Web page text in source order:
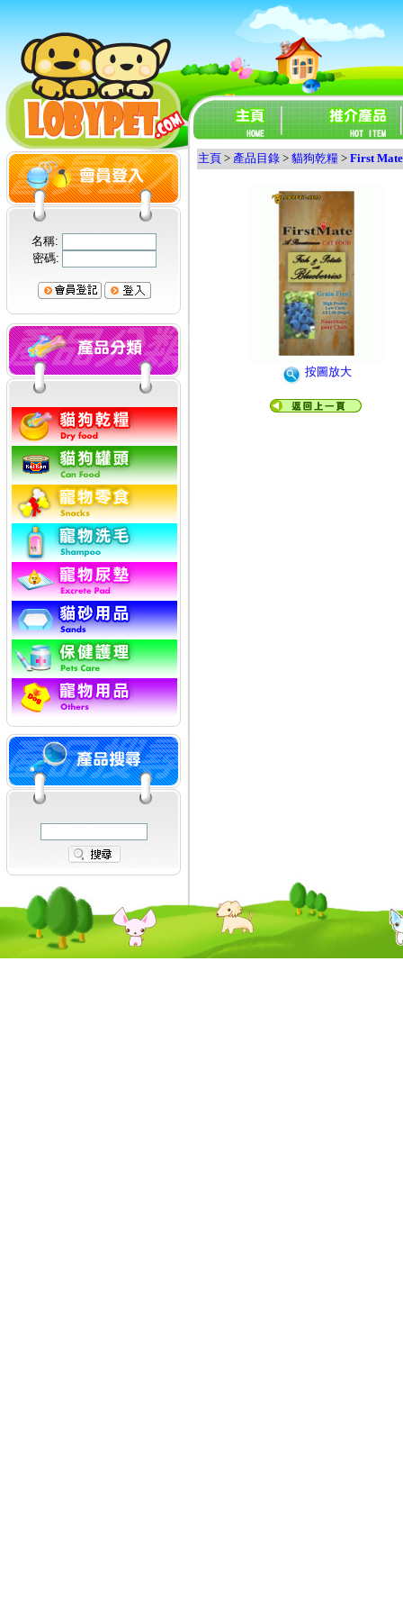
名稱:
密碼:
主頁 > 產品目錄 > 貓狗乾糧 > First Mate
按圖放大